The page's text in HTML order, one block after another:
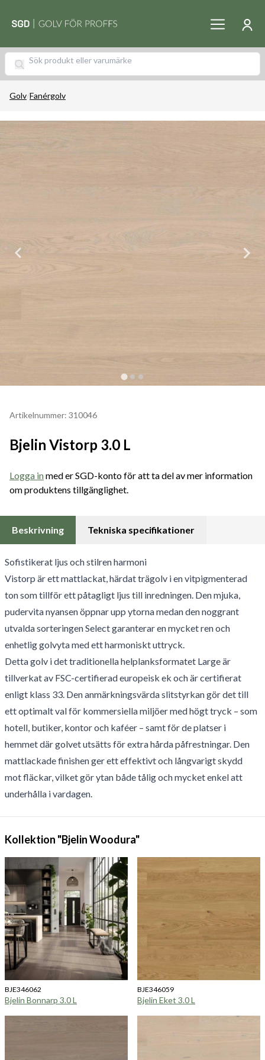
Golv/Fanérgolv
Artikelnummer: 310046
Bjelin Vistorp 3.0 L
Logga inmed er SGD-konto för att ta del av mer information
om produktens tillgänglighet.
Beskrivning Tekniska specifikationer
Sofistikerat ljus och stilren harmoni
Vistorp är ett mattlackat, härdat trägolv i en vitpigmenterad
ton som tillför ett påtagligt ljus till inredningen. Den mjuka,
pudervita nyansen öppnar upp ytorna medan den noggrant
utvalda sorteringen Select garanterar en mycket ren och
enhetlig golvyta med ett harmoniskt uttryck.
Detta golv i det traditionella helplanksformatet Large är
tillverkat av FSC-certifierad europeisk ek och är certifierat
enligt klass 33. Den anmärkningsvärda slitstyrkan gör det till
ett optimalt val för kommersiella miljöer med högt tryck – som
hotell, butiker, kontor och kaféer – samt för de platser i
hemmet där golvet utsätts för extra hårda påfrestningar. Den
mattlackade finishen ger ett effektivt och långvarigt skydd
mot fläckar, vilket gör ytan både tålig och mycket enkel att
underhålla i vardagen.
Kollektion "Bjelin Woodura"
BJE346062
Bjelin Bonnarp 3.0 L
BJE346059
Bjelin Eket 3.0 L